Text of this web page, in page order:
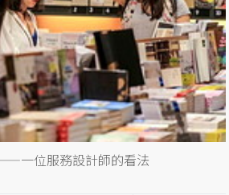
一位服務設計師的看法